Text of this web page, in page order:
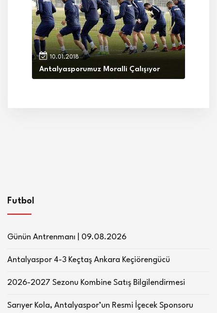
10.01.2018
Antalyasporumuz Moralli Çalışıyor
Futbol
Günün Antrenmanı | 09.08.2026
Antalyaspor 4-3 Keçtaş Ankara Keçiörengücü
2026-2027 Sezonu Kombine Satış Bilgilendirmesi
Sarıyer Kola, Antalyaspor’un Resmi İçecek Sponsoru